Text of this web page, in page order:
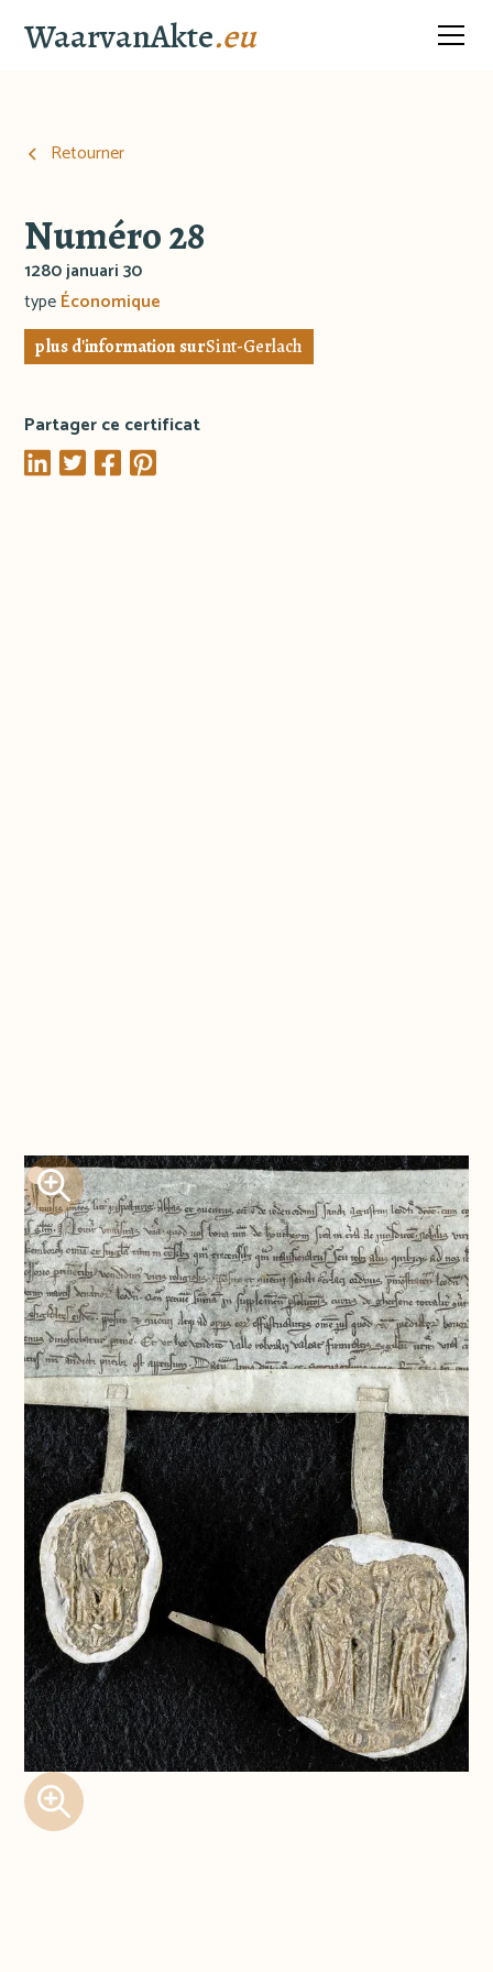
WaarvanAkte.eu
Retourner
Numéro 28
1280 januari 30
typeÉconomique
plus d'information surSint-Gerlach
Partager ce certificat